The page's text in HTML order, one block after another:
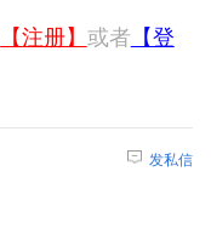
【注册】 或者 【登
发私信